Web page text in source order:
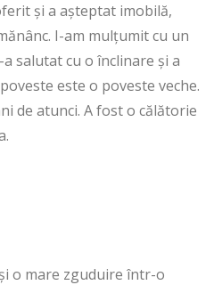
și a așteptat imobilă,
I-am mulțumit cu un
salutat cu o înclinare și a
este o poveste veche.
de atunci. A fost o călătorie
o mare zguduire într-o